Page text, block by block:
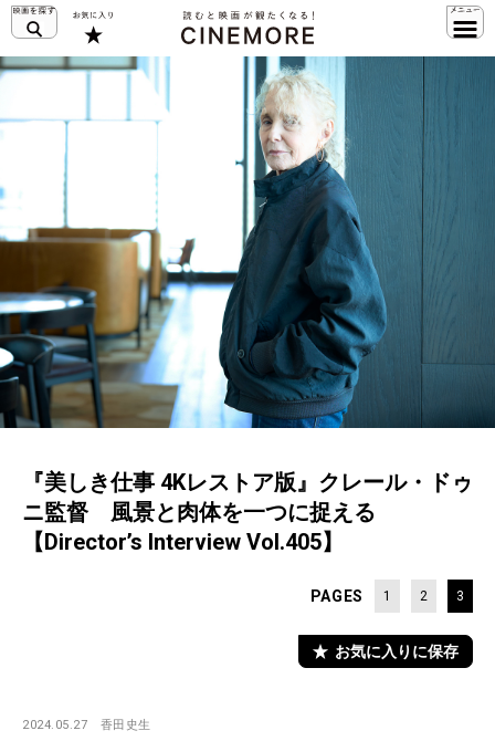
『美しき仕事 4Kレストア版』クレール・ドゥ
ニ監督 風景と肉体を一つに捉える
【Director’s Interview Vol.405】
PAGES 1 2 3
お気に入りに保存
2024.05.27 香田史生